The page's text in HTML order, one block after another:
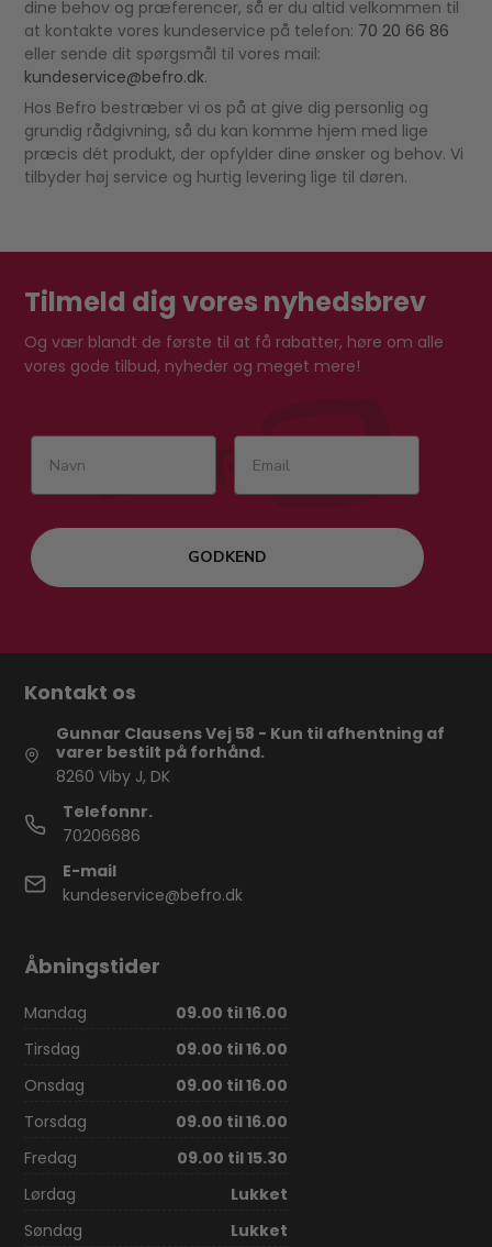
dine behov og præferencer, så er du altid velkommen til
at kontakte vores kundeservice på telefon: 70 20 66 86
eller sende dit spørgsmål til vores mail:
kundeservice@befro.dk.
Hos Befro bestræber vi os på at give dig personlig og
grundig rådgivning, så du kan komme hjem med lige
præcis dét produkt, der opfylder dine ønsker og behov. Vi
tilbyder høj service og hurtig levering lige til døren.
Tilmeld dig vores nyhedsbrev
Og vær blandt de første til at få rabatter, høre om alle
vores gode tilbud, nyheder og meget mere!
GODKEND
Kontakt os
Gunnar Clausens Vej 58 - Kun til afhentning af
varer bestilt på forhånd.
8260 Viby J, DK
Telefonnr.
70206686
E-mail
kundeservice@befro.dk
Åbningstider
Mandag
09.00 til 16.00
Tirsdag
09.00 til 16.00
Onsdag
09.00 til 16.00
Torsdag
09.00 til 16.00
Fredag
09.00 til 15.30
Lørdag
Lukket
Søndag
Lukket